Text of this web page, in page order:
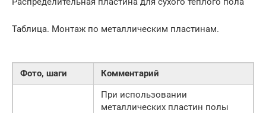
Таблица. Монтаж по металлическим пластинам.
Фото, шаги Комментарий
При использовании
металлических пластин полы